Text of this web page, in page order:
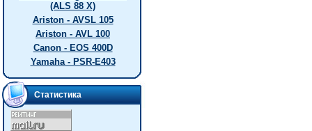
(ALS 88 X)
Ariston - AVSL 105
Ariston - AVL 100
Canon - EOS 400D
Yamaha - PSR-E403
Статистика